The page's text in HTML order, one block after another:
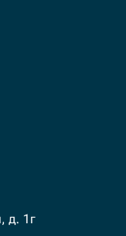
д. 1г